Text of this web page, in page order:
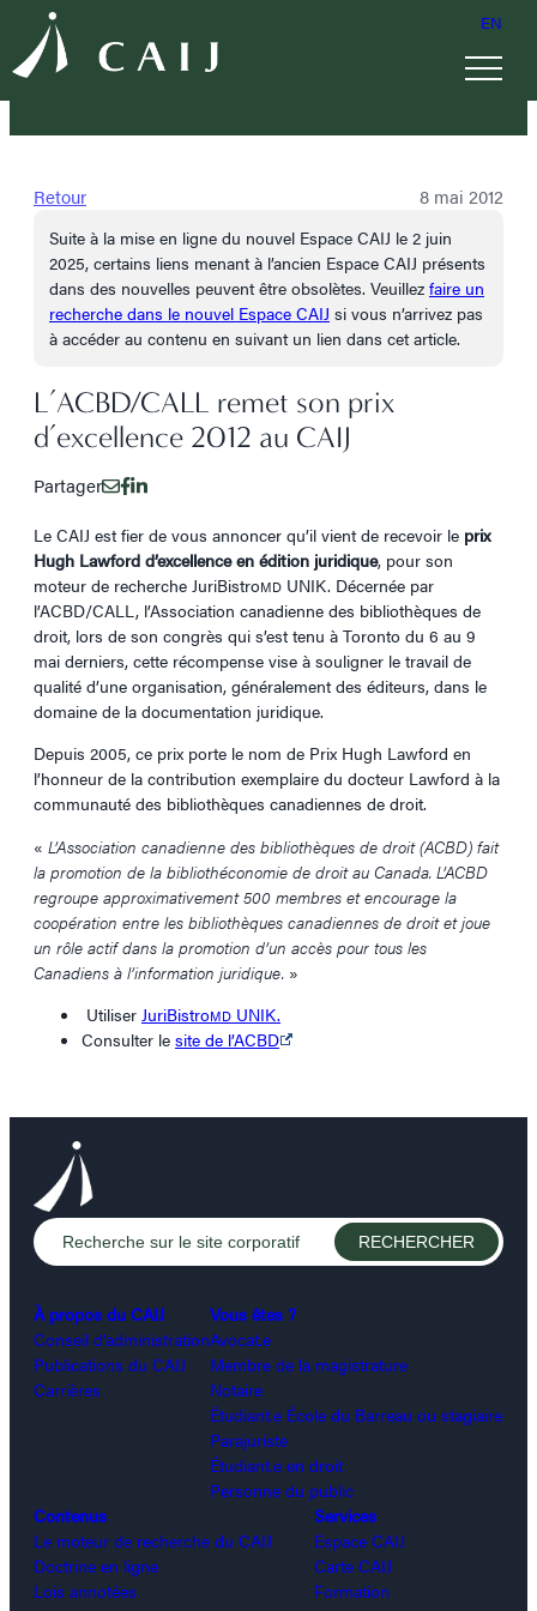
EN
Retour 8 mai 2012
Suite à la mise en ligne du nouvel Espace CAIJ le 2 juin
2025, certains liens menant à l’ancien Espace CAIJ présents
dans des nouvelles peuvent être obsolètes. Veuillez faire un
recherche dans le nouvel Espace CAIJ si vous n’arrivez pas
à accéder au contenu en suivant un lien dans cet article.
L’ACBD/CALL remet son prix
d’excellence 2012 au CAIJ
Partager
Le CAIJ est fier de vous annoncer qu’il vient de recevoir le prix
Hugh Lawford d’excellence en édition juridique, pour son
moteur de recherche JuriBistroMD UNIK. Décernée par
l’ACBD/CALL, l’Association canadienne des bibliothèques de
droit, lors de son congrès qui s’est tenu à Toronto du 6 au 9
mai derniers, cette récompense vise à souligner le travail de
qualité d’une organisation, généralement des éditeurs, dans le
domaine de la documentation juridique.
Depuis 2005, ce prix porte le nom de Prix Hugh Lawford en
l’honneur de la contribution exemplaire du docteur Lawford à la
communauté des bibliothèques canadiennes de droit.
« L’Association canadienne des bibliothèques de droit (ACBD) fait
la promotion de la bibliothéconomie de droit au Canada. L’ACBD
regroupe approximativement 500 membres et encourage la
coopération entre les bibliothèques canadiennes de droit et joue
un rôle actif dans la promotion d’un accès pour tous les
Canadiens à l’information juridique. »
Utiliser JuriBistroMD UNIK.
Consulter le site de l’ACBD
À propos du CAIJ
Conseil d’administration
Publications du CAIJ
Carrières
Vous êtes ?
Avocat.e
Membre de la magistrature
Notaire
Étudiant.e École du Barreau ou stagiaire
Parajuriste
Étudiant.e en droit
Personne du public
Contenus
Le moteur de recherche du CAIJ
Doctrine en ligne
Lois annotées
Services
Espace CAIJ
Carte CAIJ
Formation